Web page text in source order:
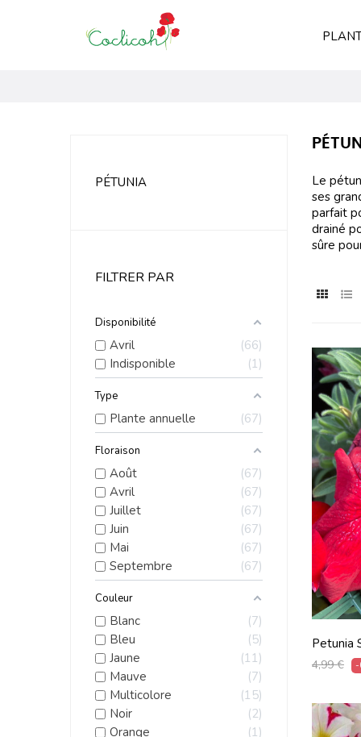
PÉTUNIA
FILTRER PAR
Disponibilité
Avril
66
Indisponible
1
Type
Plante annuelle 67
Floraison
Août
67
Avril
67
Juillet
67
Juin
67
Mai
67
Septembre
67
Couleur
Blanc
7
Bleu
5
Jaune
11
Mauve
7
Multicolore
15
Noir
2
Orange
1
Le
ses
parfait
drainé
sûre
Petunia
De
Prix
4,99 €